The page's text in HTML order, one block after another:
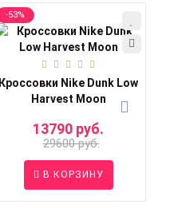
-53%
Кроссовки Nike Dunk Low
Harvest Moon
13790 руб.
29600 руб.
В КОРЗИНУ